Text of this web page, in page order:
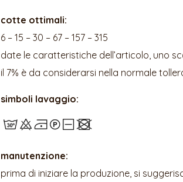
cotte ottimali:
6 – 15 – 30 – 67 – 157 – 315
date le caratteristiche dell’articolo, uno
il 7% è da considerarsi nella normale
simboli lavaggio:
manutenzione:
prima di iniziare la produzione, si